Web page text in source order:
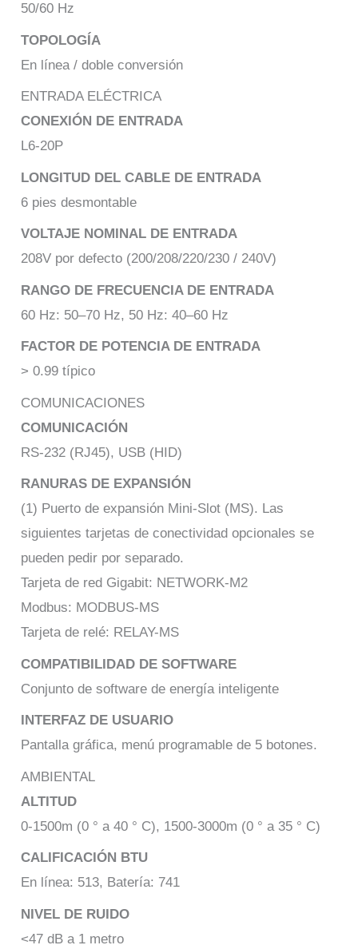
50/60 Hz
TOPOLOGÍA
En línea / doble conversión
ENTRADA ELÉCTRICA
CONEXIÓN DE ENTRADA
L6-20P
LONGITUD DEL CABLE DE ENTRADA
6 pies desmontable
VOLTAJE NOMINAL DE ENTRADA
208V por defecto (200/208/220/230 / 240V)
RANGO DE FRECUENCIA DE ENTRADA
60 Hz: 50–70 Hz, 50 Hz: 40–60 Hz
FACTOR DE POTENCIA DE ENTRADA
> 0.99 típico
COMUNICACIONES
COMUNICACIÓN
RS-232 (RJ45), USB (HID)
RANURAS DE EXPANSIÓN
(1) Puerto de expansión Mini-Slot (MS). Las
siguientes tarjetas de conectividad opcionales se
pueden pedir por separado.
Tarjeta de red Gigabit: NETWORK-M2
Modbus: MODBUS-MS
Tarjeta de relé: RELAY-MS
COMPATIBILIDAD DE SOFTWARE
Conjunto de software de energía inteligente
INTERFAZ DE USUARIO
Pantalla gráfica, menú programable de 5 botones.
AMBIENTAL
ALTITUD
0-1500m (0 ° a 40 ° C), 1500-3000m (0 ° a 35 ° C)
CALIFICACIÓN BTU
En línea: 513, Batería: 741
NIVEL DE RUIDO
<47 dB a 1 metro